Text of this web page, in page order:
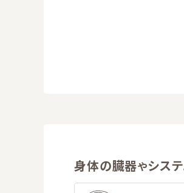
身体の臓器やシス